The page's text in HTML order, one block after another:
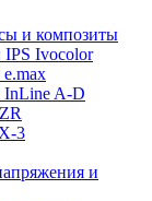
и композиты
IPS Ivocolor
InLine A-D
3